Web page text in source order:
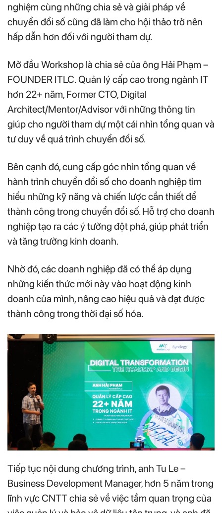
nghiệm cùng những chia sẻ và giải pháp về
chuyển đổi số cũng đã làm cho hội thảo trở nên
hấp dẫn hơn đối với người tham dự.
Mở đầu Workshop là chia sẻ của ông Hải Phạm –
FOUNDER ITLC. Quản lý cấp cao trong ngành IT
hơn 22+ năm, Former CTO, Digital
Architect/Mentor/Advisor với những thông tin
giúp cho người tham dự một cái nhìn tổng quan và
tư duy về quá trình chuyển đổi số.
Bên cạnh đó, cung cấp góc nhìn tổng quan về
hành trình chuyển đổi số cho doanh nghiệp tìm
hiểu những kỹ năng và chiến lược cần thiết để
thành công trong chuyển đổi số. Hỗ trợ cho doanh
nghiệp tạo ra các ý tưởng đột phá, giúp phát triển
và tăng trưởng kinh doanh.
Nhờ đó, các doanh nghiệp đã có thể áp dụng
những kiến thức mới này vào hoạt động kinh
doanh của mình, nâng cao hiệu quả và đạt được
thành công trong thời đại số hóa.
Tiếp tục nội dung chương trình, anh Tu Le –
Business Development Manager, hơn 5 năm trong
lĩnh vực CNTT chia sẻ về việc tầm quan trọng của